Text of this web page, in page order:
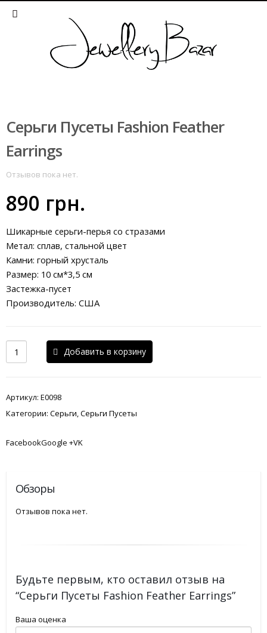
Серьги Пусеты Fashion Feather
Earrings
Отзывов пока нет.
890 грн.
Шикарные серьги-перья со стразами
Метал: сплав, стальной цвет
Камни: горный хрусталь
Размер: 10 см*3,5 см
Застежка-пусет
Производитель: США
Добавить в корзину
Артикул: E0098
Категории: Серьги,Серьги Пусеты
FacebookGoogle +VK
Обзоры
Отзывов пока нет.
Будьте первым, кто оставил отзыв на
“Серьги Пусеты Fashion Feather Earrings”
Ваша оценка